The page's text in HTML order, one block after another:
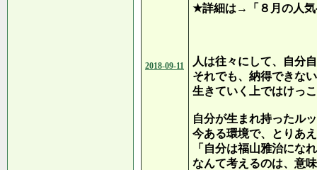
2018-09-11
★詳細は→「８月の人気
人は往々にして、自分
それでも、納得できな
生きていく上ではけっ
自分が生まれ持ったル
今ある環境で、とりあ
「自分は福山雅治にな
なんて考えるのは、意